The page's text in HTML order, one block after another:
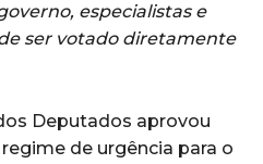
especialistas e
ser votado diretamente
Deputados aprovou
de urgência para o